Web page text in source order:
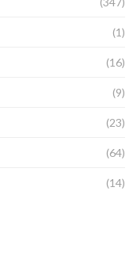
(1)
(16)
(9)
(23)
(64)
(14)